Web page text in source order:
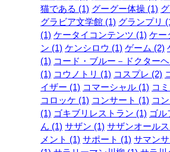
猫である (1) グーグー体操 (1)
グラビア文学館 (1) グランプリ
(1) ケータイコンテンツ (1) ケー
ン (1) ケンシロウ (1) ゲーム (2)
(1) コード・ブルー－ドクター
(1) コウノトリ (1) コスプレ (2)
イザー (1) コマーシャル (1) コ
コロッケ (1) コンサート (1) コ
(1) ゴキブリレストラン (1) ゴル
ん (1) サザン (1) サザンオール
メント (1) サポート (1) サマン